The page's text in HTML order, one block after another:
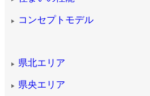
▶ コンセプトモデル
▶ 県北エリア
▶ 県央エリア